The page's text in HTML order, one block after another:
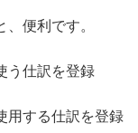
便利です。
う仕訳を登録
用する仕訳を登録